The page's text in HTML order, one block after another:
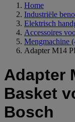
Home
Industriële
Elektrisch
Accessoires
Mengmachine
Adapter M14
Adapter
Basket
Bosch